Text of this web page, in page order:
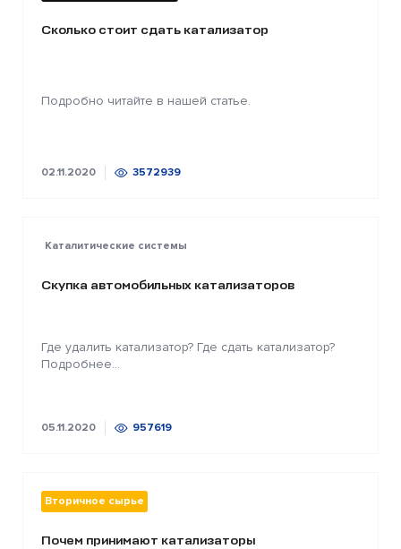
Сколько стоит сдать катализатор
Подробно читайте в нашей статье.
02.11.2020 3572939
Каталитические системы
Скупка автомобильных катализаторов
Где удалить катализатор? Где сдать катализатор?
Подробнее...
05.11.2020 957619
Вторичное сырье
Почем принимают катализаторы